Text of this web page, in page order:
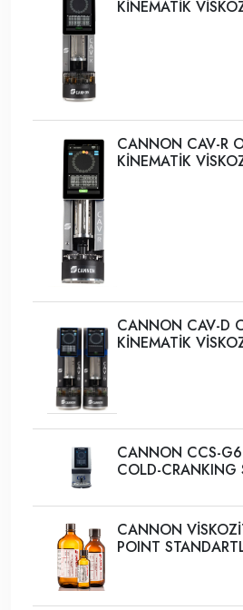
KİNEMATİK
CANNON CAV-R
KİNEMATİK
CANNON CAV-D
KİNEMATİK
CANNON CCS-
COLD-CRANKING
CANNON
POINT